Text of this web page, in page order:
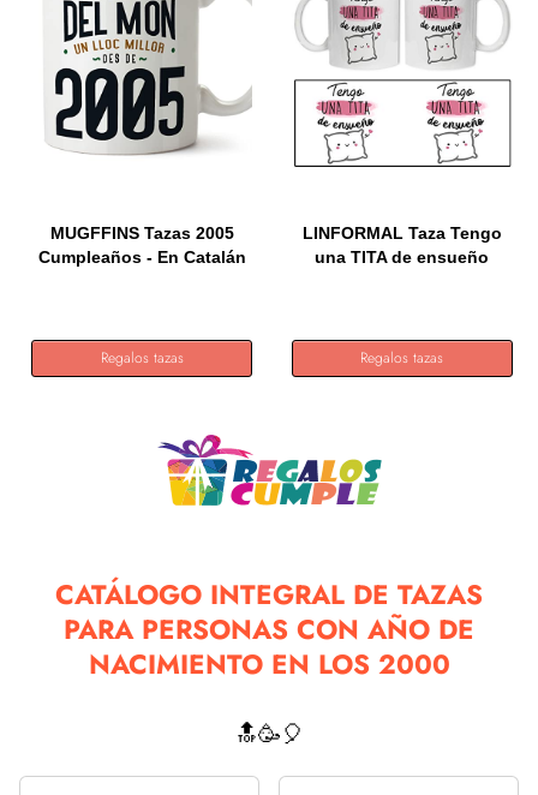
MUGFFINS Tazas 2005
Cumpleaños - En Catalán
Regalos tazas
LINFORMAL Taza Tengo
una TITA de ensueño
Regalos tazas
CATÁLOGO INTEGRAL DE TAZAS
PARA PERSONAS CON AÑO DE
NACIMIENTO EN LOS 2000
🔝🥳🎈